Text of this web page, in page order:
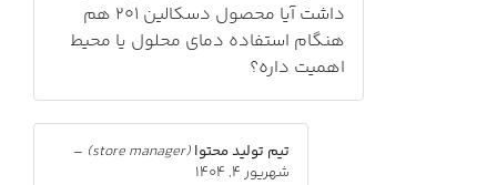
داشت آیا محصول دسکالین 201 هم
هنگام استفاده دمای محلول یا محیط
اهمیت داره؟
تیم تولید محتوا (store manager)
–
شهریور 4, 1404